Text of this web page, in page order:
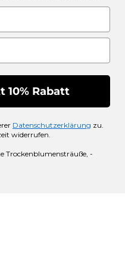
10% Rabatt
Datenschutzerklärung zu.
widerrufen.
Trockenblumensträuße, -